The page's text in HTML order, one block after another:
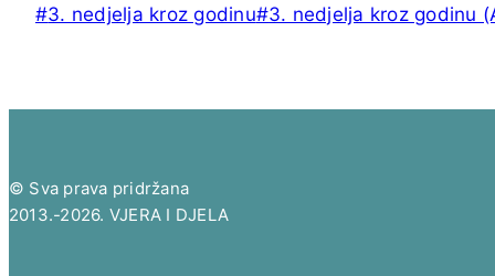
Post
#3. nedjelja kroz godinu#3. nedjelja kroz godinu
© Sva prava pridržana
2013.-2026. VJERA I DJELA